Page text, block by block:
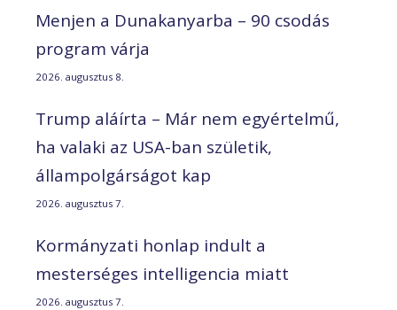
Menjen a Dunakanyarba – 90 csodás
program várja
2026. augusztus 8.
Trump aláírta – Már nem egyértelmű,
ha valaki az USA-ban születik,
állampolgárságot kap
2026. augusztus 7.
Kormányzati honlap indult a
mesterséges intelligencia miatt
2026. augusztus 7.